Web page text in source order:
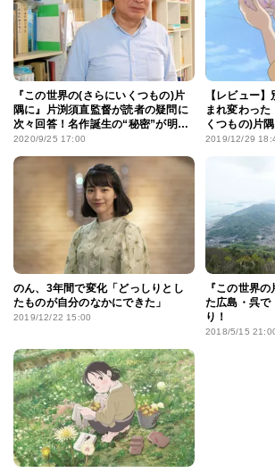
『この世界の(さらにいくつもの)片
隅に』片渕須直監督が読者の疑問に
次々回答！名作誕生の“秘密”が明ら
かに
2020/9/25 17:00
【レビュー
まれ変わっ
くつもの)片
た“脱皮”
2019/12/29
のん、3年間で変化「どっしりとし
たものが自分のなかにできた」
2019/12/22 15:00
『この世界
た広島・呉で
り！
2018/5/15